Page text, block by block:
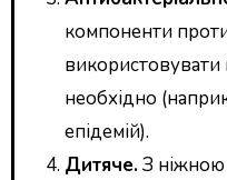
компоненти
необхідно
епідемій).
Дитяче.З